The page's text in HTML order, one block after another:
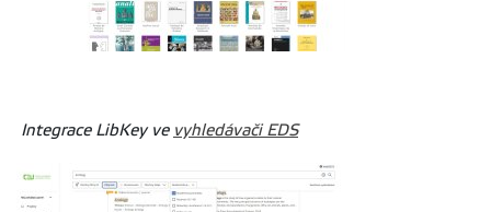
Integrace LibKey ve vyhledávači EDS